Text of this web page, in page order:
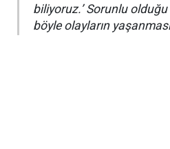
biliyoruz.’ Sorunlu
böyle olayların